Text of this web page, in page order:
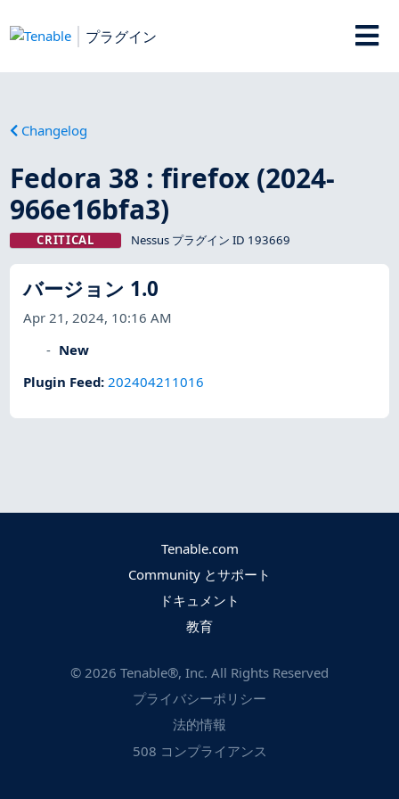
プラグイン
Changelog
Fedora 38 : firefox (2024-
966e16bfa3)
CRITICAL Nessus プラグイン ID 193669
バージョン 1.0
Apr 21, 2024, 10:16 AM
New
Plugin Feed:202404211016
Tenable.com
Community とサポート
ドキュメント
教育
© 2026 Tenable®, Inc. All Rights Reserved
プライバシーポリシー
法的情報
508 コンプライアンス